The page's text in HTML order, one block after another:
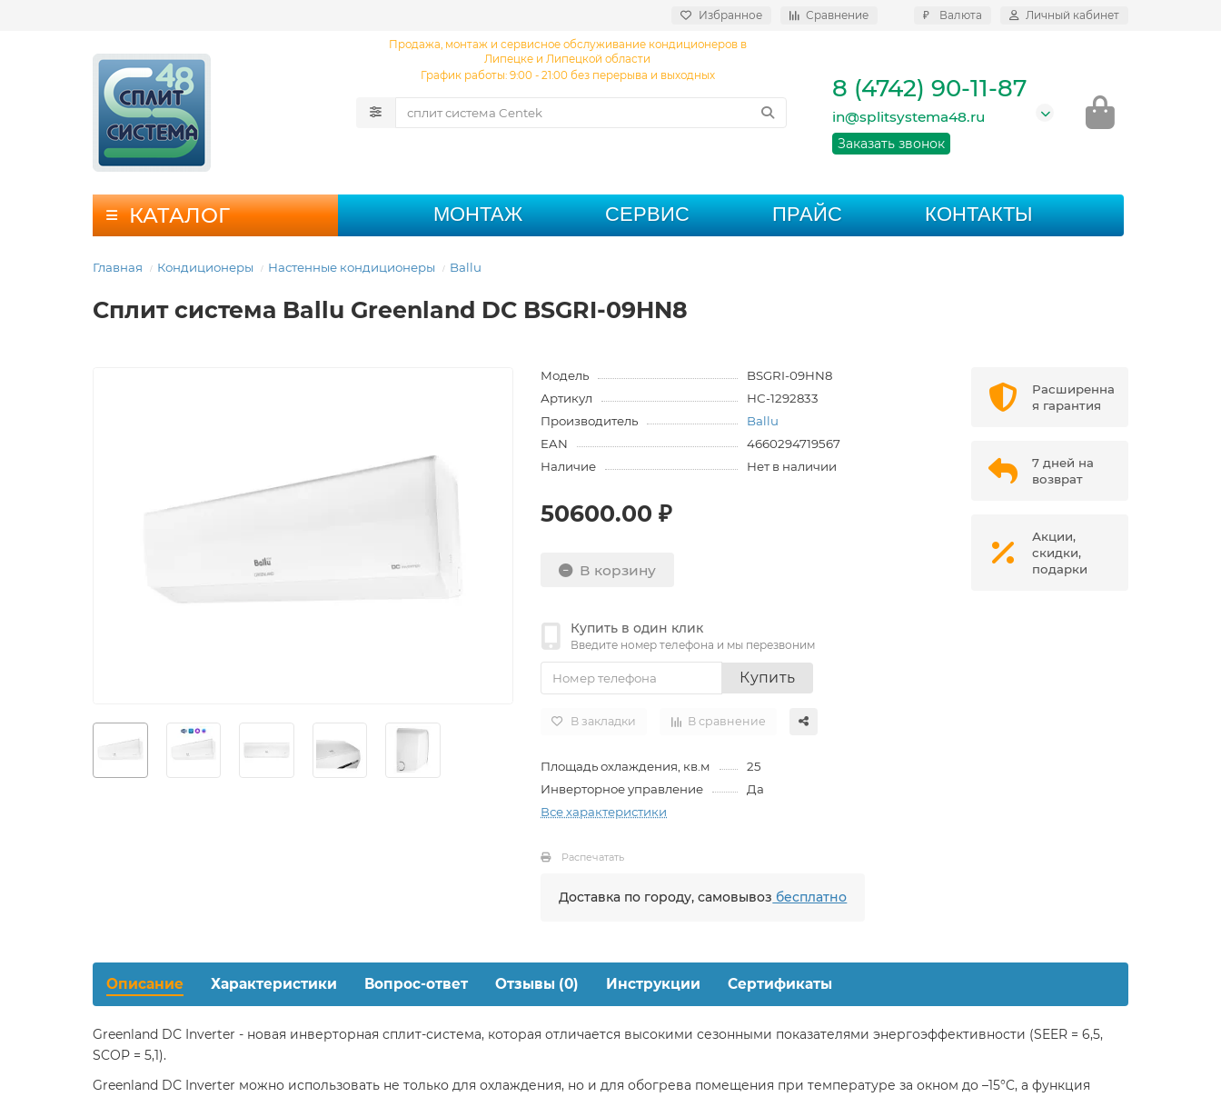
Избранное Сравнение ₽ Валюта Личный кабинет
Продажа, монтаж и сервисное обслуживание кондиционеров в
Липецке и Липецкой области
График работы: 9:00 - 21:00 без перерыва и выходных
8 (4742) 90-11-87
in@splitsystema48.ru
Заказать звонок
КАТАЛОГ МОНТАЖ СЕРВИС ПРАЙС КОНТАКТЫ
Главная Кондиционеры Настенные кондиционеры Ballu
Сплит система Ballu Greenland DC BSGRI-09HN8
Модель
BSGRI-09HN8
Артикул
НС-1292833
Производитель
Ballu
EAN
4660294719567
Наличие
Нет в наличии
50600.00 ₽
В корзину
Купить в один клик
Введите номер телефона и мы перезвоним
Купить
В закладки В сравнение
Площадь охлаждения, кв.м
25
Инверторное управление
Да
Все характеристики
Распечатать
Доставка по городу, самовывоз бесплатно
Расширенна
я гарантия
7 дней на
возврат
Акции,
скидки,
подарки
Описание Характеристики Вопрос-ответ Отзывы (0) Инструкции Сертификаты
Greenland DС Inverter - новая инверторная сплит-система, которая отличается высокими сезонными показателями энергоэффективности (SEER = 6,5,
SCOP = 5,1).
Greenland DС Inverter можно использовать не только для охлаждения, но и для обогрева помещения при температуре за окном до –15°C, а функция